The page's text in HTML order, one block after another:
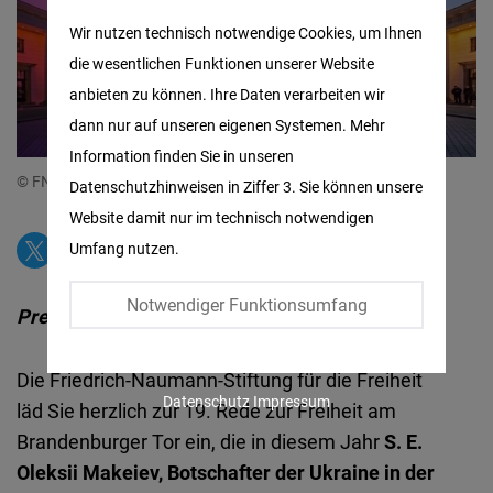
© FNF
Presseeinladung
Die Friedrich-Naumann-Stiftung für die Freiheit
läd Sie herzlich zur 19. Rede zur Freiheit am
Brandenburger Tor ein, die in diesem JahrS. E.
Oleksii Makeiev, Botschafter der Ukraine in der
Wir nutzen technisch notwendige Cookies, um Ihnen
die wesentlichen Funktionen unserer Website
anbieten zu können. Ihre Daten verarbeiten wir
dann nur auf unseren eigenen Systemen. Mehr
Information finden Sie in unseren
Datenschutzhinweisen in Ziffer 3. Sie können unsere
Website damit nur im technisch notwendigen
Umfang nutzen.
Notwendiger Funktionsumfang
Facebook
Embed
Twitter
Embed
Instagram
Embed
Google
Maps
Datenschutz Impressum